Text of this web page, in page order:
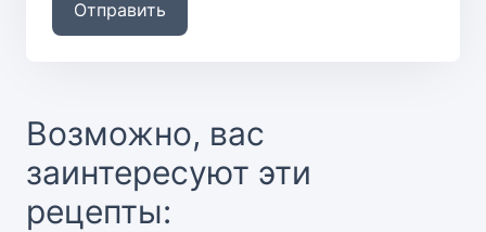
Отправить
Возможно, вас
заинтересуют эти
рецепты: